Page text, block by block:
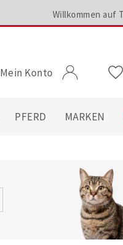
Willkommen auf
Mein Konto
PFERD MARKEN